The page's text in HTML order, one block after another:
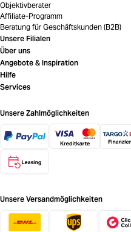
Objektivberater
Affiliate-Programm
Beratung für Geschäftskunden (B2B)
Unsere Filialen
Über uns
Angebote & Inspiration
Hilfe
Services
Unsere Zahlmöglichkeiten
Unsere Versandmöglichkeiten